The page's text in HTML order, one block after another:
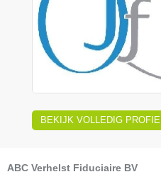
BEKIJK VOLLEDIG PROFIEL
ABC Verhelst Fiduciaire BV